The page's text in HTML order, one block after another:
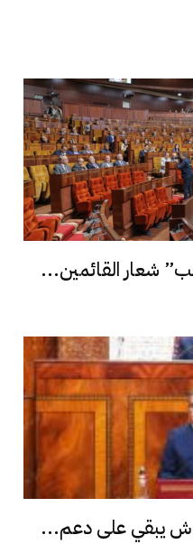
شعار القائمين...